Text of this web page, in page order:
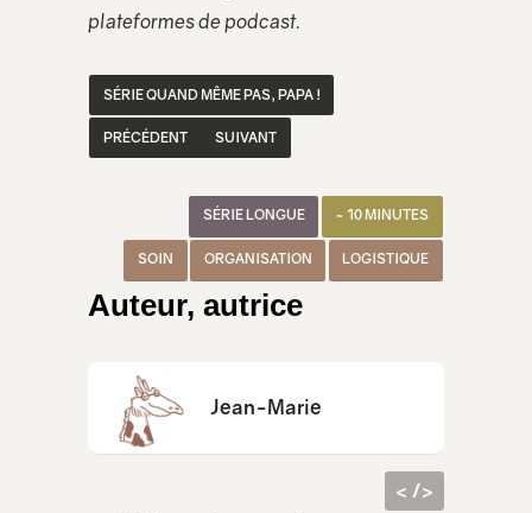
plateformes de podcast.
SÉRIE QUAND MÊME PAS, PAPA !
PRÉCÉDENT SUIVANT
~ 10 MINUTES
SÉRIE LONGUE
LOGISTIQUE
ORGANISATION
SOIN
Auteur, autrice
Jean-Marie
< />